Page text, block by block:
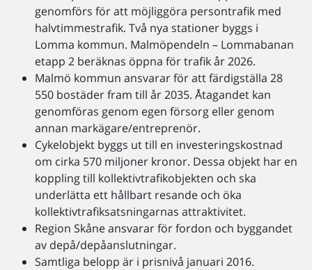
genomförs för att möjliggöra persontrafik med
halvtimmestrafik. Två nya stationer byggs i
Lomma kommun. Malmöpendeln – Lommabanan
etapp 2 beräknas öppna för trafik år 2026.
Malmö kommun ansvarar för att färdigställa 28
550 bostäder fram till år 2035. Åtagandet kan
genomföras genom egen försorg eller genom
annan markägare/entreprenör.
Cykelobjekt byggs ut till en investeringskostnad
om cirka 570 miljoner kronor. Dessa objekt har en
koppling till kollektivtrafikobjekten och ska
underlätta ett hållbart resande och öka
kollektivtrafiksatsningarnas attraktivitet.
Region Skåne ansvarar för fordon och byggandet
av depå/depåanslutningar.
Samtliga belopp är i prisnivå januari 2016.